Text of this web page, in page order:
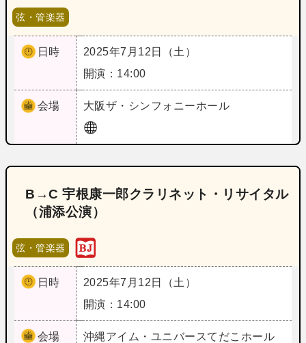
弦・管楽器
日時
2025年7月12日（土）
開演：14:00
会場 大阪ザ・シンフォニーホール
B→C 宇根康一郎クラリネット・リサイタル
（浦添公演）
弦・管楽器
日時
2025年7月12日（土）
開演：14:00
会場 沖縄アイム・ユニバースてだこホール